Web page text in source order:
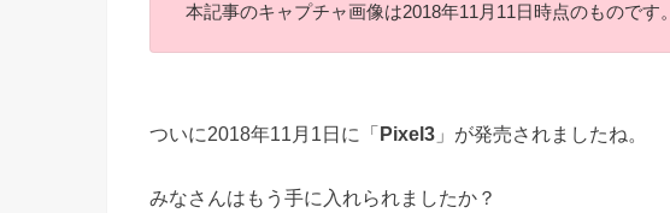
本記事のキャプチャ画像は2018年11月11日時点のものです。
ついに2018年11月1日に「Pixel3 」が発売されましたね。
みなさんはもう手に入れられましたか？